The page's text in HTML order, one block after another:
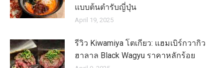
แบบต้นตำรับญี่ปุ่น
April 19, 2025
รีวิว Kiwamiya โตเกียว: แฮมเบิร์กวากิว
ฮาลาล Black Wagyu ราคาหลักร้อย